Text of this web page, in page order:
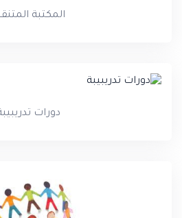
المكتبة
دورات